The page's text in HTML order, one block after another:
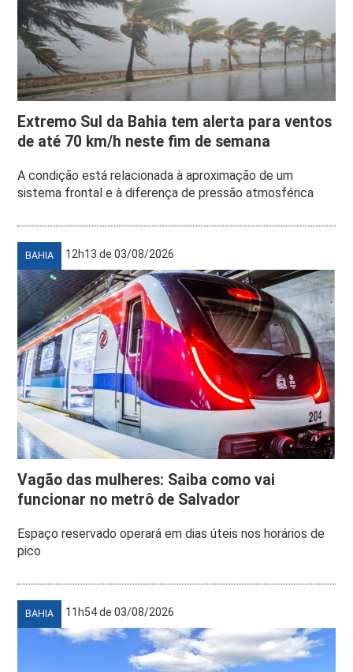
Extremo Sul da Bahia tem alerta para ventos
de até 70 km/h neste fim de semana
A condição está relacionada à aproximação de um
sistema frontal e à diferença de pressão atmosférica
BAHIA 12h13 de 03/08/2026
Vagão das mulheres: Saiba como vai
funcionar no metrô de Salvador
Espaço reservado operará em dias úteis nos horários de
pico
BAHIA 11h54 de 03/08/2026